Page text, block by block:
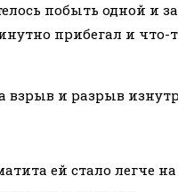
побыть одной и
прибегал и
взрыв и разрыв
ей стало легче